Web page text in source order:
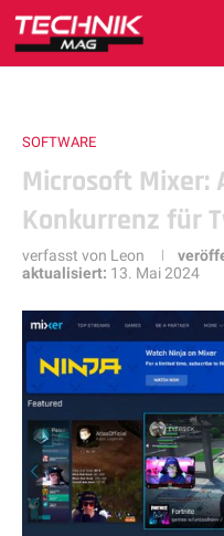
SOFTWARE
Microsoft Mixer:
Konkurrenz für
verfasst von Leon
aktualisiert: 13. Mai 2024